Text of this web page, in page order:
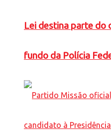
Lei destina parte do
fundo da Polícia